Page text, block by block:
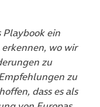
Playbook ein
wo wir
zu
zu
dass es als